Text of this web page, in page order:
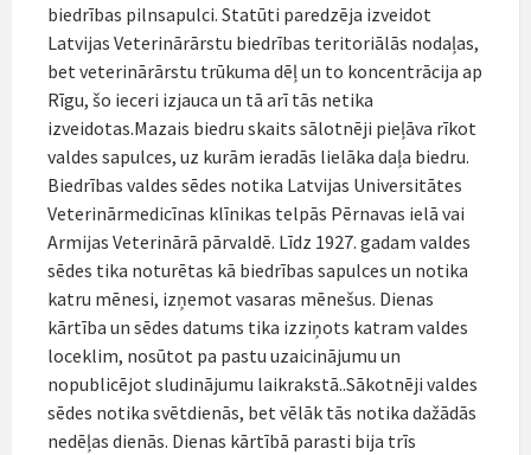
biedrības pilnsapulci. Statūti paredzēja izveidot
Latvijas Veterinārārstu biedrības teritoriālās nodaļas,
bet veterinārārstu trūkuma dēļ un to koncentrācija ap
Rīgu, šo ieceri izjauca un tā arī tās netika
izveidotas.Mazais biedru skaits sālotnēji pieļāva rīkot
valdes sapulces, uz kurām ieradās lielāka daļa biedru.
Biedrības valdes sēdes notika Latvijas Universitātes
Veterinārmedicīnas klīnikas telpās Pērnavas ielā vai
Armijas Veterinārā pārvaldē. Līdz 1927. gadam valdes
sēdes tika noturētas kā biedrības sapulces un notika
katru mēnesi, izņemot vasaras mēnešus. Dienas
kārtība un sēdes datums tika izziņots katram valdes
loceklim, nosūtot pa pastu uzaicinājumu un
nopublicējot sludinājumu laikrakstā..Sākotnēji valdes
sēdes notika svētdienās, bet vēlāk tās notika dažādās
nedēļas dienās. Dienas kārtībā parasti bija trīs